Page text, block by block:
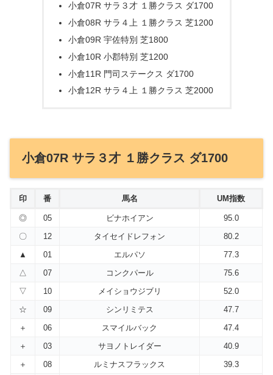
小倉07R サラ３才 １勝クラス ダ1700
小倉08R サラ４上 １勝クラス 芝1200
小倉09R 宇佐特別 芝1800
小倉10R 小郡特別 芝1200
小倉11R 門司ステークス ダ1700
小倉12R サラ４上 １勝クラス 芝2000
小倉07R サラ３才 １勝クラス ダ1700
印 番 馬名 UM指数
◎ 05 ビナホイアン
95.0
〇
12 タイセイドレフォン
80.2
▲
01 エルパソ
77.3
△
07 コンクパール
75.6
▽
10 メイショウジブリ
52.0
☆
09 シンリミテス
47.7
＋
06 スマイルバック
47.4
＋
03 サヨノトレイダー
40.9
＋
08 ルミナスフラックス
39.3